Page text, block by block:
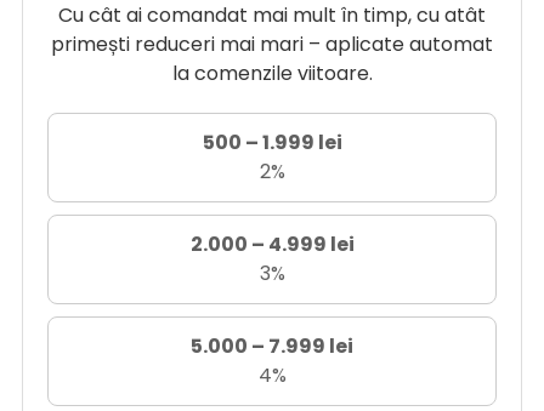
Cu cât ai comandat mai mult în timp, cu atât
primești reduceri mai mari – aplicate automat
la comenzile viitoare.
500 – 1.999 lei
2%
2.000 – 4.999 lei
3%
5.000 – 7.999 lei
4%